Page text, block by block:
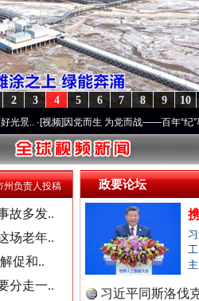
10
9
8
7
6
5
4
3
2
]因党而生 为党而战——百年“纪”事⑧加强纪
故多发..
场老年..
促和..
分走一..
州负责人投稿 政要论坛
习近平同斯洛伐
骂我” 全民健